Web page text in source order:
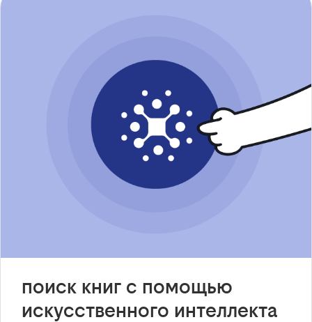
поиск книг с помощью
искусственного интеллекта